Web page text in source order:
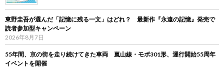
東野圭吾が選んだ「記憶に残る一文」はどれ？ 最新作『永遠の記憶』発売で
読者参加型キャンペーン
2026年8月7日
55年間、京の街を走り続けてきた車両 嵐山線・モボ301形、運行開始55周年
イベントを開催